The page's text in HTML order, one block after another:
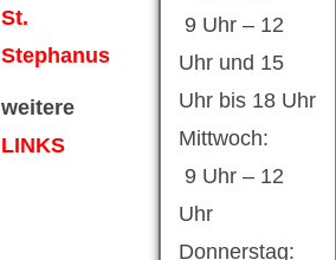
St.
Stephanus
weitere
LINKS
9 Uhr – 12
Uhr und 15
Uhr bis 18 Uhr
Mittwoch:
9 Uhr – 12
Uhr
Donnerstag: